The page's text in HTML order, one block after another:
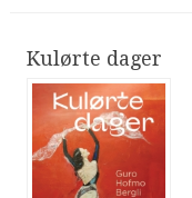
Kulørte dager